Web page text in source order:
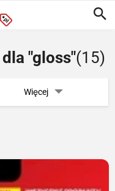
"gloss"(15)
Więcej